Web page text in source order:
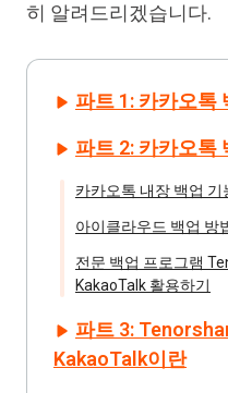
히 알려드리겠습니다.
파트 1: 카카오톡
파트 2: 카카오톡
카카오톡 내장 백업 기
아이클라우드 백업 방
전문 백업 프로그램
KakaoTalk 활용하기
파트 3:
KakaoTalk이란